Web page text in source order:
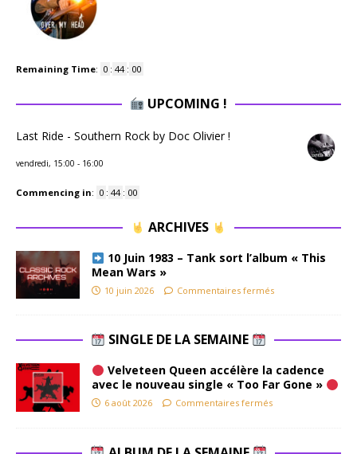
Remaining Time: 0 : 44 : 00
UPCOMING !
Last Ride - Southern Rock by Doc Olivier !
vendredi, 15:00 - 16:00
Commencing in: 0 : 44 : 00
ARCHIVES
10 Juin 1983 – Tank sort l’album « This
Mean Wars »
10 juin 2026 Commentaires fermés
SINGLE DE LA SEMAINE
Velveteen Queen accélère la cadence
avec le nouveau single « Too Far Gone »
6 août 2026 Commentaires fermés